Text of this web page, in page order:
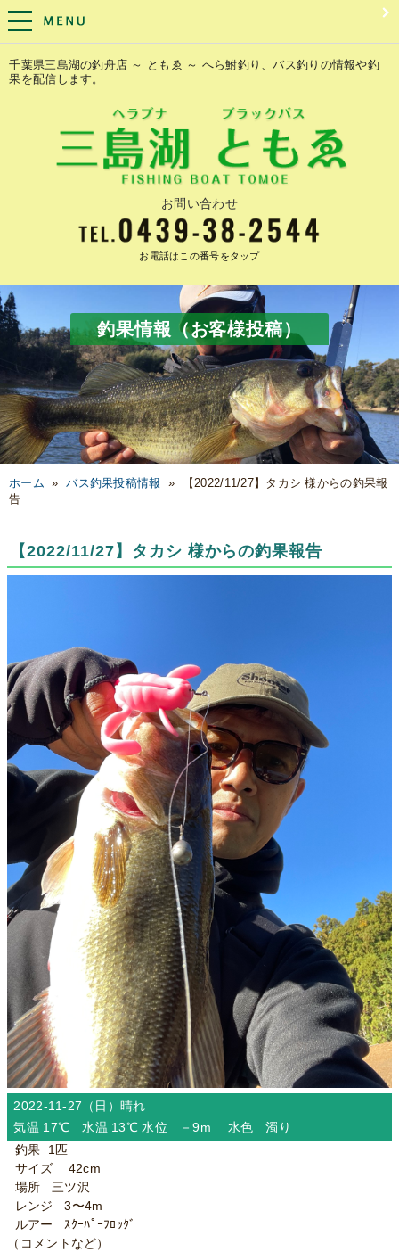
千葉県三島湖の釣舟店 ～ ともゑ ～ へら鮒釣り、バス釣りの情報や釣
果を配信します。
お問い合わせ
お電話はこの番号をタップ
釣果情報（お客様投稿）
ホーム »バス釣果投稿情報 »
【2022/11/27】タカシ 様からの釣果報
告
【2022/11/27】タカシ 様からの釣果報告
2022-11-27（日）晴れ
気温 17℃ 水温 13℃ 水位 －9m 水色 濁り
釣果 1匹
サイズ 42cm
場所 三ツ沢
レンジ 3〜4m
ルアー ｽｸｰﾊﾟｰﾌﾛｯｸﾞ
（コメントなど）